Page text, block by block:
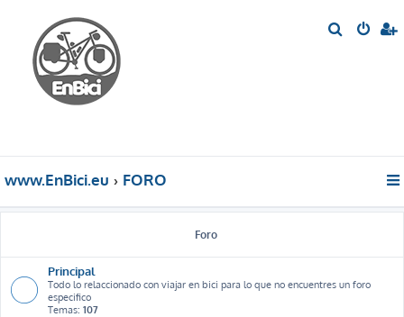
www.EnBici.eu FORO
Foro
Principal
Todo lo relaccionado con viajar en bici para lo que no encuentres un foro
especifico
Temas: 107